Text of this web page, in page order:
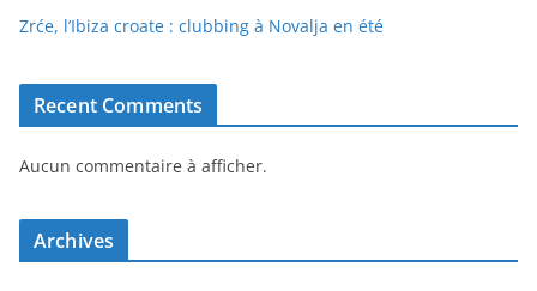
Zrće, l’Ibiza croate : clubbing à Novalja en été
Recent Comments
Aucun commentaire à afficher.
Archives